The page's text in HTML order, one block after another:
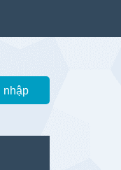
nhập